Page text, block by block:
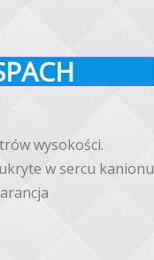
wysokości.
w sercu kanionu